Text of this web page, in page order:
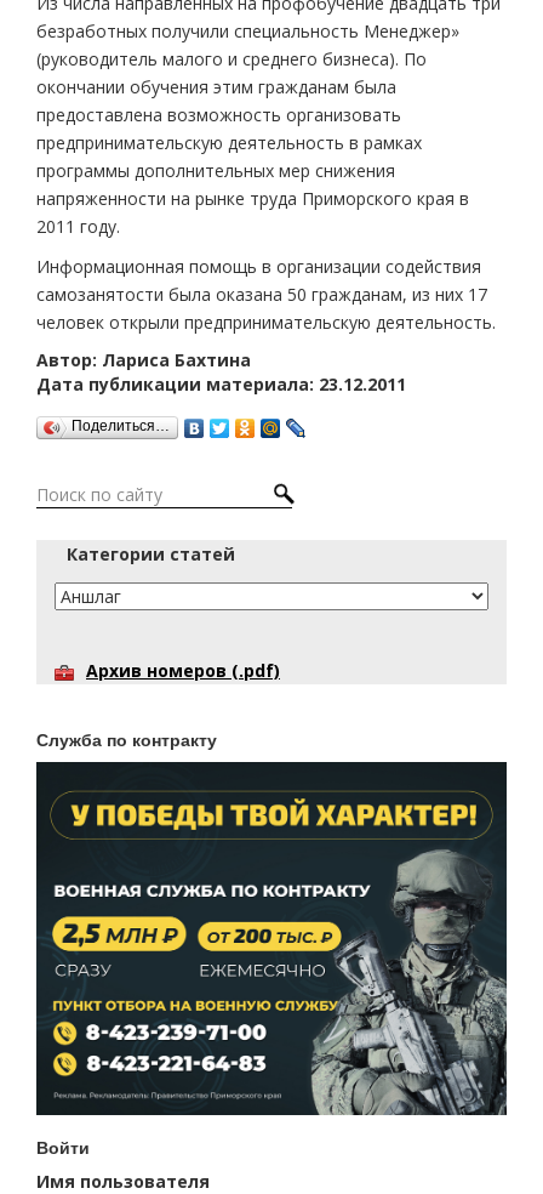
безработных получили специальность Менеджер»
(руководитель малого и среднего бизнеса). По
окончании обучения этим гражданам была
предоставлена возможность организовать
предпринимательскую деятельность в рамках
программы дополнительных мер снижения
напряженности на рынке труда Приморского края в
2011 году.
Информационная помощь в организации содействия
самозанятости была оказана 50 гражданам, из них 17
человек открыли предпринимательскую деятельность.
Автор: Лариса Бахтина
Дата публикации материала: 23.12.2011
Поделиться…
Категории статей
Архив номеров (.pdf)
Служба по контракту
Войти
Имя пользователя